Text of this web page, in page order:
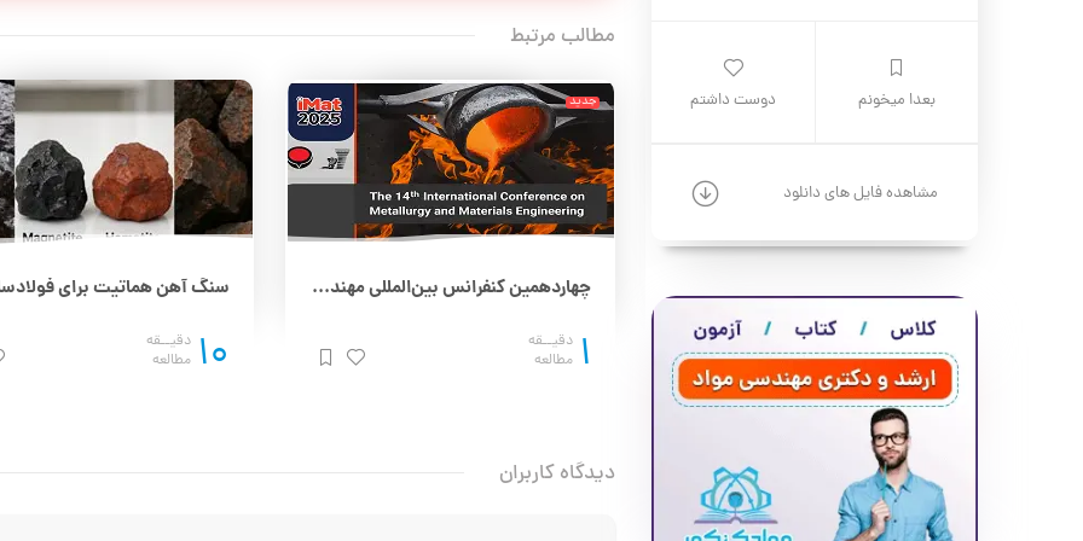
بعدا میخونم دوست داشتم
مشاهده فایل های دانلود
مطالب مرتبط
جدید
جادوی فولاد 50CrV4 در صنعت؛ از ابزار تا تعلیق خودرو
6 دقیــقه
مطالعه
جدید
چهاردهمین کنفرانس بین‌المللی مهندسی مواد و متالورژی (IMAT 2025) – 25 و 26 آذر
1 دقیــقه
مطالعه
10 دقیــقه
مطالعه
دیدگاه کاربران